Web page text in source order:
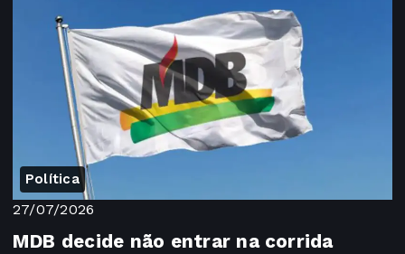
Política
27/07/2026
MDB decide não entrar na corrida